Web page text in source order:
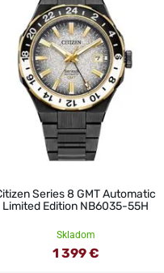
Series 8 GMT Automatic
Limited Edition NB6035-55H
Skladom
1 399 €